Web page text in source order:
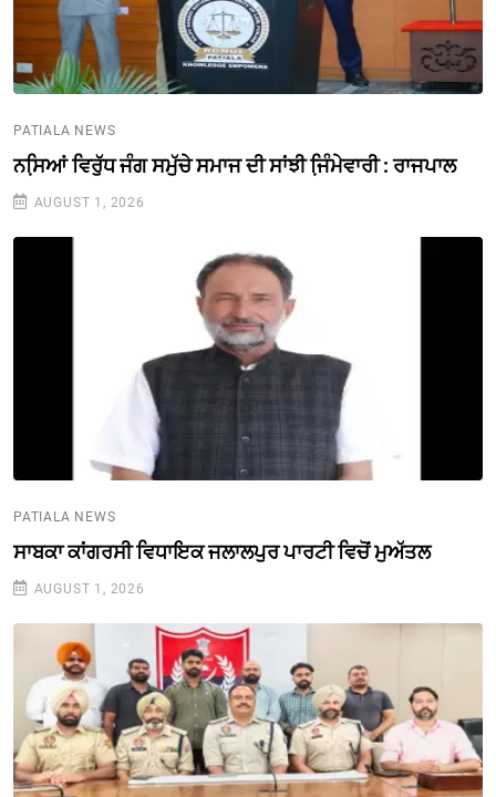
PATIALA NEWS
ਨਸਿ਼ਆਂ ਵਿਰੁੱਧ ਜੰਗ ਸਮੁੱਚੇ ਸਮਾਜ ਦੀ ਸਾਂਝੀ ਜਿ਼ੰਮੇਵਾਰੀ : ਰਾਜਪਾਲ
AUGUST 1, 2026
PATIALA NEWS
ਸਾਬਕਾ ਕਾਂਗਰਸੀ ਵਿਧਾਇਕ ਜਲਾਲਪੁਰ ਪਾਰਟੀ ਵਿਚੋਂ ਮੁਅੱਤਲ
AUGUST 1, 2026